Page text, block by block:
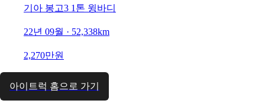
기아 봉고3 1톤 윙바디
22년 09월 · 52,338km
2,270만원
아이트럭 홈으로 가기